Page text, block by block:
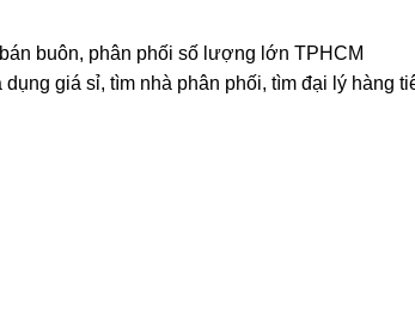
buôn, phân phối số lượng lớn TPHCM
giá sỉ, tìm nhà phân phối, tìm đại lý hàng